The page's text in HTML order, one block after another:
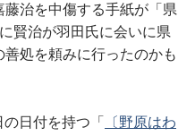
治を中傷する手紙が「県
賢治が羽田氏に会いに県
処を頼みに行ったのかも
日付を持つ「
〔野原はわ